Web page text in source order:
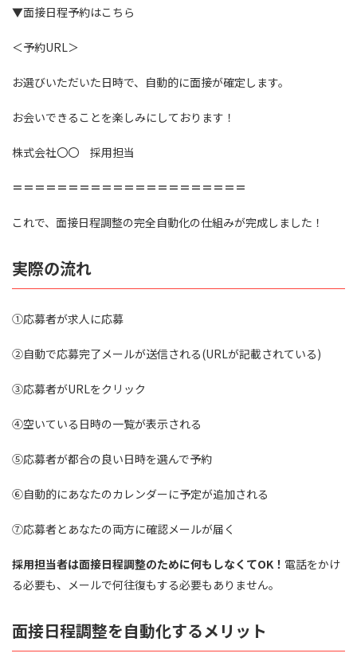
▼面接日程予約はこちら
＜予約URL＞
お選びいただいた日時で、自動的に面接が確定します。
お会いできることを楽しみにしております！
株式会社〇〇 採用担当
＝＝＝＝＝＝＝＝＝＝＝＝＝＝＝＝＝＝＝＝＝
これで、面接日程調整の完全自動化の仕組みが完成しました！
実際の流れ
①応募者が求人に応募
②自動で応募完了メールが送信される(URLが記載されている)
③応募者がURLをクリック
④空いている日時の一覧が表示される
⑤応募者が都合の良い日時を選んで予約
⑥自動的にあなたのカレンダーに予定が追加される
⑦応募者とあなたの両方に確認メールが届く
採用担当者は面接日程調整のために何もしなくてOK！ 電話をかけ
る必要も、メールで何往復もする必要もありません。
面接日程調整を自動化するメリット